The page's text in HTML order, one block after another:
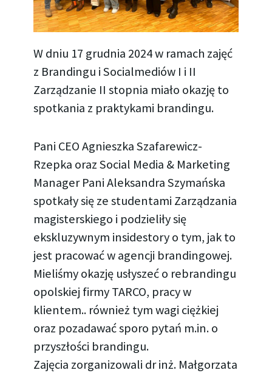
W dniu 17 grudnia 2024 w ramach zajęć
z Brandingu i Socialmediów I i II
Zarządzanie II stopnia miało okazję to
spotkania z praktykami brandingu.
Pani CEO Agnieszka Szafarewicz-
Rzepka oraz Social Media & Marketing
Manager Pani Aleksandra Szymańska
spotkały się ze studentami Zarządzania
magisterskiego i podzieliły się
ekskluzywnym insidestory o tym, jak to
jest pracować w agencji brandingowej.
Mieliśmy okazję usłyszeć o rebrandingu
opolskiej firmy TARCO, pracy w
klientem.. również tym wagi ciężkiej
oraz pozadawać sporo pytań m.in. o
przyszłości brandingu.
Zajęcia zorganizowali dr inż. Małgorzata